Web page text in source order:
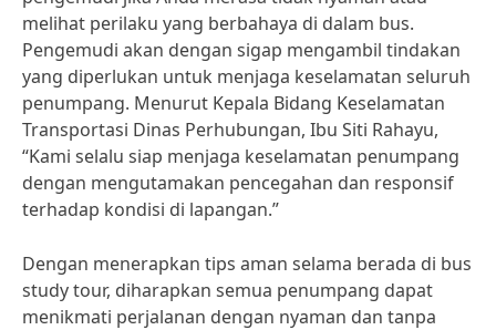
melihat perilaku yang berbahaya di dalam bus.
Pengemudi akan dengan sigap mengambil tindakan
yang diperlukan untuk menjaga keselamatan seluruh
penumpang. Menurut Kepala Bidang Keselamatan
Transportasi Dinas Perhubungan, Ibu Siti Rahayu,
“Kami selalu siap menjaga keselamatan penumpang
dengan mengutamakan pencegahan dan responsif
terhadap kondisi di lapangan.”
Dengan menerapkan tips aman selama berada di bus
study tour, diharapkan semua penumpang dapat
menikmati perjalanan dengan nyaman dan tanpa